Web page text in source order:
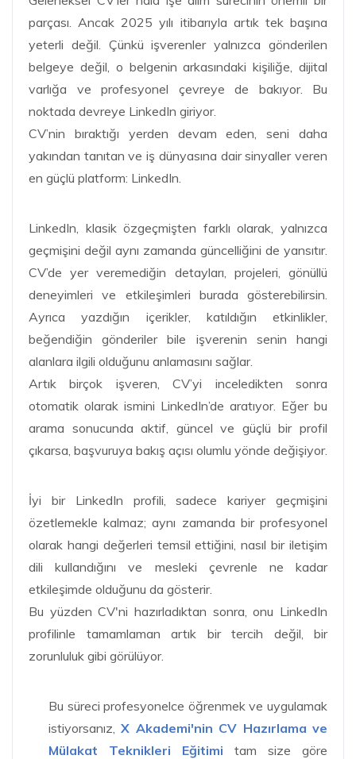
parçası. Ancak 2025 yılı itibarıyla artık tek başına
yeterli değil. Çünkü işverenler yalnızca gönderilen
belgeye değil, o belgenin arkasındaki kişiliğe, dijital
varlığa ve profesyonel çevreye de bakıyor. Bu
noktada devreye LinkedIn giriyor.
CV’nin bıraktığı yerden devam eden, seni daha
yakından tanıtan ve iş dünyasına dair sinyaller veren
en güçlü platform: LinkedIn.
LinkedIn, klasik özgeçmişten farklı olarak, yalnızca
geçmişini değil aynı zamanda güncelliğini de yansıtır.
CV’de yer veremediğin detayları, projeleri, gönüllü
deneyimleri ve etkileşimleri burada gösterebilirsin.
Ayrıca yazdığın içerikler, katıldığın etkinlikler,
beğendiğin gönderiler bile işverenin senin hangi
alanlara ilgili olduğunu anlamasını sağlar.
Artık birçok işveren, CV’yi inceledikten sonra
otomatik olarak ismini LinkedIn’de aratıyor. Eğer bu
arama sonucunda aktif, güncel ve güçlü bir profil
çıkarsa, başvuruya bakış açısı olumlu yönde değişiyor.
İyi bir LinkedIn profili, sadece kariyer geçmişini
özetlemekle kalmaz; aynı zamanda bir profesyonel
olarak hangi değerleri temsil ettiğini, nasıl bir iletişim
dili kullandığını ve mesleki çevrenle ne kadar
etkileşimde olduğunu da gösterir.
Bu yüzden CV'ni hazırladıktan sonra, onu LinkedIn
profilinle tamamlaman artık bir tercih değil, bir
zorunluluk gibi görülüyor.
Bu süreci profesyonelce öğrenmek ve uygulamak
istiyorsanız,X Akademi'nin CV Hazırlama ve
Mülakat Teknikleri Eğitimi
tam size göre